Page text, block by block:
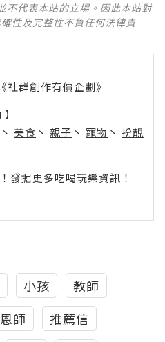
不代表本站的立場。因此本站對
性及完整性不負任何法律責
社群創作有價企劃》
丶 美食 丶 親子 丶 寵物 丶 扮靚
掘更多吃喝玩樂資訊！
小孩
教師
恩師
推薦信